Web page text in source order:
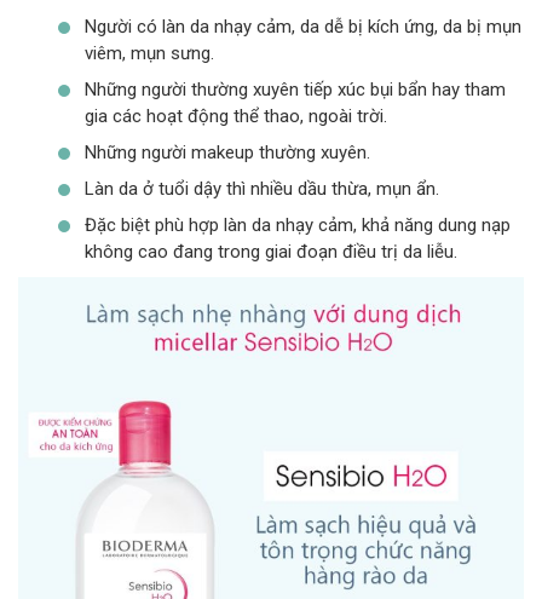
Người có làn da nhạy cảm, da dễ bị kích ứng, da bị mụn
viêm, mụn sưng.
Những người thường xuyên tiếp xúc bụi bẩn hay tham
gia các hoạt động thể thao, ngoài trời.
Những người makeup thường xuyên.
Làn da ở tuổi dậy thì nhiều dầu thừa, mụn ẩn.
Đặc biệt phù hợp làn da nhạy cảm, khả năng dung nạp
không cao đang trong giai đoạn điều trị da liễu.